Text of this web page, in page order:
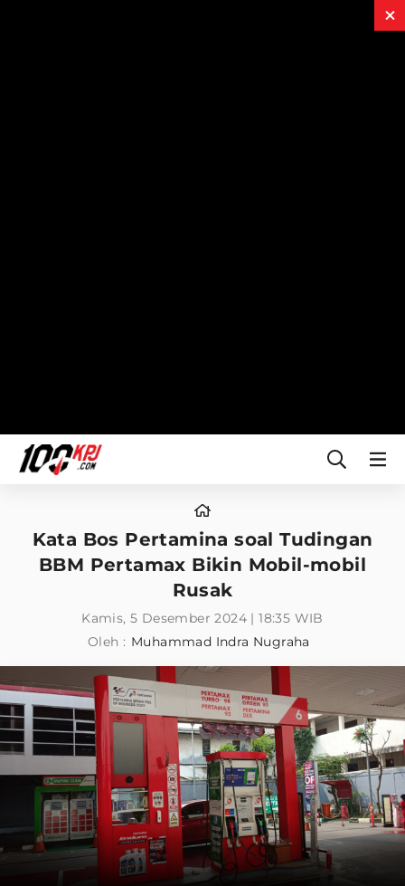
Kata Bos Pertamina soal Tudingan
BBM Pertamax Bikin Mobil-mobil
Rusak
Kamis, 5 Desember 2024 | 18:35 WIB
Oleh : Muhammad Indra Nugraha